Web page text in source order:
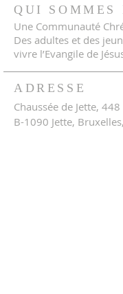
QUI SOMMES
ADRESSE
Une Communauté
Des adultes et des
vivre l’Evangile de
Chaussée de Jette, 448
B-1090 Jette,